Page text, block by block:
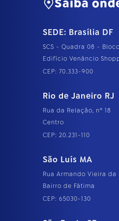
Saiba
SEDE: Brasília DF
SCS - Quadra 08 -
Edifício Venâncio
CEP: 70.333-900
Rio de Janeiro RJ
Rua da Relação, nº 18
Centro
CEP: 20.231-110
São Luís MA
Rua Armando Vieira da
Bairro de Fátima
CEP: 65030-130